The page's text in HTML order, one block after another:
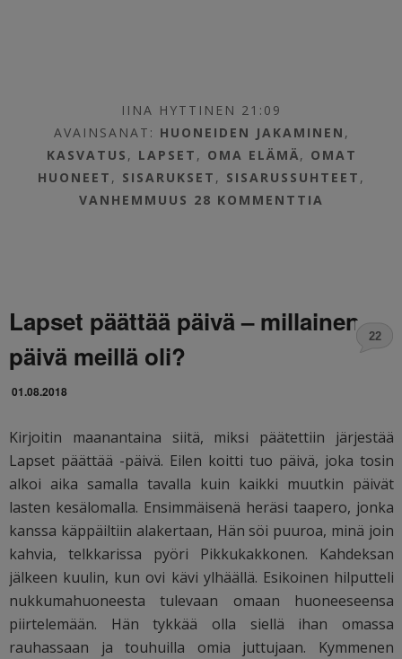
IINA HYTTINEN 21:09
AVAINSANAT: HUONEIDEN JAKAMINEN ,
KASVATUS , LAPSET , OMA ELÄMÄ, OMAT
HUONEET , SISARUKSET , SISARUSSUHTEET ,
VANHEMMUUS 28 KOMMENTTIA
Lapset päättää päivä – millainen
päivä meillä oli?
01.08.2018
22
Kirjoitin maanantaina siitä, miksi päätettiin järjestää
Lapset päättää -päivä. Eilen koitti tuo päivä, joka tosin
alkoi aika samalla tavalla kuin kaikki muutkin päivät
lasten kesälomalla. Ensimmäisenä heräsi taapero, jonka
kanssa käppäiltiin alakertaan, Hän söi puuroa, minä join
kahvia, telkkarissa pyöri Pikkukakkonen. Kahdeksan
jälkeen kuulin, kun ovi kävi ylhäällä. Esikoinen hilputteli
nukkumahuoneesta tulevaan omaan huoneeseensa
piirtelemään. Hän tykkää olla siellä ihan omassa
rauhassaan ja touhuilla omia juttujaan. Kymmenen